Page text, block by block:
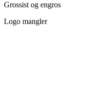
Grossist og engros
Logo mangler